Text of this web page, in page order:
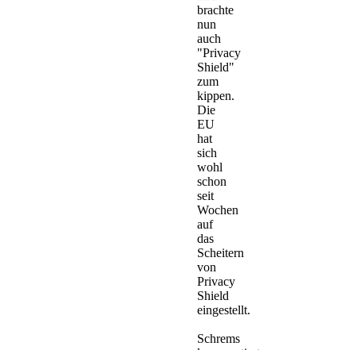
brachte
nun
auch
"Privacy
Shield"
zum
kippen.
Die
EU
hat
sich
wohl
schon
seit
Wochen
auf
das
Scheitern
von
Privacy
Shield
eingestellt.
Schrems